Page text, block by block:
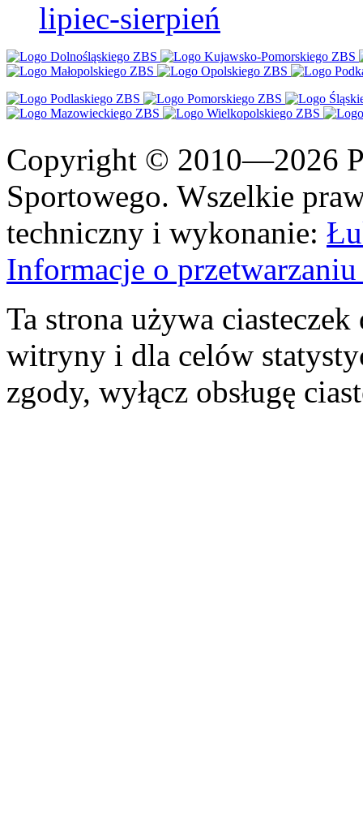
lipiec-sierpień
Copyright © 2010—2026
Sportowego. Wszelkie
techniczny i wykonanie:
Informacje o
Ta strona używa
witryny i dla celów
zgody, wyłącz obsługę